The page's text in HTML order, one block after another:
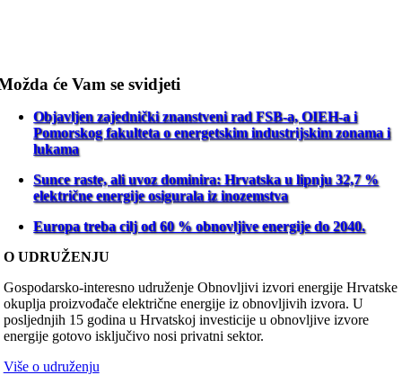
će Vam se svidjeti
Objavljen zajednički znanstveni rad FSB-a, OIEH-a i
Pomorskog fakulteta o energetskim industrijskim zonama i
lukama
Sunce raste, ali uvoz dominira: Hrvatska u lipnju 32,7 %
električne energije osigurala iz inozemstva
Europa treba cilj od 60 % obnovljive energije do 2040.
O UDRUŽENJU
Gospodarsko-interesno udruženje Obnovljivi izvori energije Hrvatske
okuplja proizvođače električne energije iz obnovljivih izvora. U
posljednjih 15 godina u Hrvatskoj investicije u obnovljive izvore
energije gotovo isključivo nosi privatni sektor.
Više o udruženju